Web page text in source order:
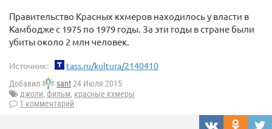
Правительство Красных кхмеров находилось у власти в
Камбодже с 1975 по 1979 годы. За эти годы в стране были
убиты около 2 млн человек.
Источник: tass.ru/kultura/2140410
Добавил sant24 Июля 2015
джоли, фильм, красные кхмеры
1 комментарий